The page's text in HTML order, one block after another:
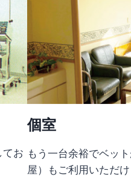
てお
個室
もう一台余裕でベッ
屋）もご利用いただけ